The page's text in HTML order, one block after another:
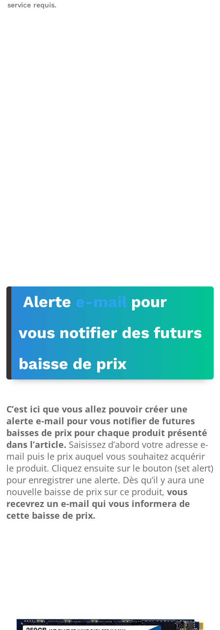
service requis.
Alerte e-mail pour
vous notifier des futurs
baisse de prix
C’est ici que vous allez pouvoir créer une
alerte e-mail pour vous notifier de futures
baisses de prix pour chaque produit présenté
dans l’article. Saisissez d’abord votre adresse e-
mail puis le prix auquel vous souhaitez acquérir
le produit. Cliquez ensuite sur le bouton (set alert)
pour enregistrer une alerte. Dès qu’il y aura une
nouvelle baisse de prix sur ce produit,vous
recevrez un e-mail qui vous informera de
cette baisse de prix.